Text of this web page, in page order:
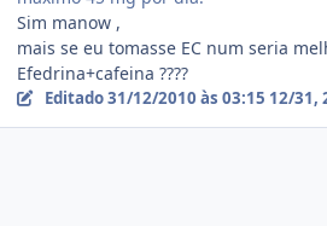
Sim manow ,
mais se eu tomasse EC num seria
Efedrina+cafeina ????
Editado31/12/2010 às 03:15 12/31,